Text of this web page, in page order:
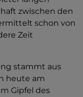
zwischen den
schon von
Zeit
stammt aus
heute am
Gipfel des